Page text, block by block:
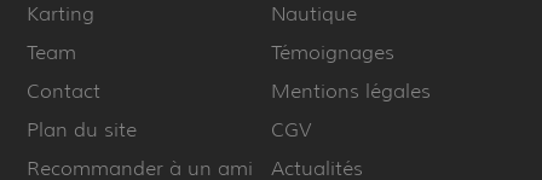
Karting
Nautique
Team
Témoignages
Contact
Mentions légales
Plan du site
CGV
Recommander à un ami
Actualités